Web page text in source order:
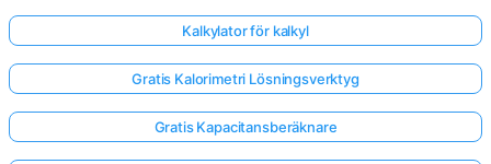
Kalkylator för kalkyl
Gratis Kalorimetri Lösningsverktyg
Gratis Kapacitansberäknare